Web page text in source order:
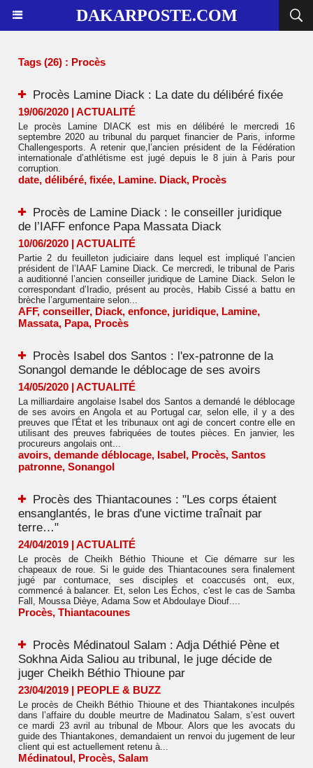
DAKARPOSTE.COM
Tags (26) : Procès
Procès Lamine Diack : La date du délibéré fixée
19/06/2020 | ACTUALITÉ
Le procès Lamine DIACK est mis en délibéré le mercredi 16
septembre 2020 au tribunal du parquet financier de Paris, informe
Challengesports. A retenir que,l’ancien président de la Fédération
internationale d’athlétisme est jugé depuis le 8 juin à Paris pour
corruption.
date, délibéré, fixée, Lamine. Diack, Procès
Procès de Lamine Diack : le conseiller juridique
de l’IAFF enfonce Papa Massata Diack
10/06/2020 | ACTUALITÉ
Partie 2 du feuilleton judiciaire dans lequel est impliqué l’ancien
président de l’IAAF Lamine Diack. Ce mercredi, le tribunal de Paris
a auditionné l’ancien conseiller juridique de Lamine Diack. Selon le
correspondant d’Iradio, présent au procès, Habib Cissé a battu en
brèche l’argumentaire selon...
AFF, conseiller, Diack, enfonce, juridique, Lamine,
Massata, Papa, Procès
Procès Isabel dos Santos : l'ex-patronne de la
Sonangol demande le déblocage de ses avoirs
14/05/2020 | ACTUALITÉ
La milliardaire angolaise Isabel dos Santos a demandé le déblocage
de ses avoirs en Angola et au Portugal car, selon elle, il y a des
preuves que l'État et les tribunaux ont agi de concert contre elle en
utilisant des preuves fabriquées de toutes pièces. En janvier, les
procureurs angolais ont...
avoirs, demande déblocage, Isabel, Procès, Santos
patronne, Sonangol
Procès des Thiantacounes : "Les corps étaient
ensanglantés, le bras d'une victime traînait par
terre…"
24/04/2019 | ACTUALITÉ
Le procès de Cheikh Béthio Thioune et Cie démarre sur les
chapeaux de roue. Si le guide des Thiantacounes sera finalement
jugé par contumace, ses disciples et coaccusés ont, eux,
commencé à balancer. Et, selon Les Échos, c'est le cas de Samba
Fall, Moussa Dièye, Adama Sow et Abdoulaye Diouf....
Procès, Thiantacounes
Procès Médinatoul Salam : Adja Déthié Pène et
Sokhna Aida Saliou au tribunal, le juge décide de
juger Cheikh Béthio Thioune par
23/04/2019 | PEOPLE & BUZZ
Le procès de Cheikh Béthio Thioune et des Thiantakones inculpés
dans l’affaire du double meurtre de Madinatou Salam, s’est ouvert
ce mardi 23 avril au tribunal de Mbour. Alors que les avocats du
guide des Thiantakones, demandaient un renvoi du jugement de leur
client qui est actuellement retenu à...
Médinatoul, Procès, Salam